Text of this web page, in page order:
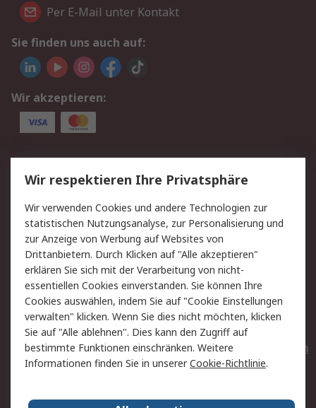
Per E-Mail unter Kontakt
Sie finden uns auch auf:
Wir akzeptieren:
Service
Value Added Services
Lieferlösungen
Rücksendungen
Kontakt
Hilfe
Privatkunden
Rechtliches
AGB
Datenschutz
Cookie-Richtlinie
Zahlungsbedingungen
Copyright/Impressum
Entsorgung
Elektrogeräte/Batterien
Wir respektieren Ihre Privatsphäre
Wir verwenden Cookies und andere Technologien zur
statistischen Nutzungsanalyse, zur Personalisierung und
zur Anzeige von Werbung auf Websites von
Drittanbietern. Durch Klicken auf "Alle akzeptieren"
erklären Sie sich mit der Verarbeitung von nicht-
essentiellen Cookies einverstanden. Sie können Ihre
Cookies auswählen, indem Sie auf "Cookie Einstellungen
verwalten" klicken. Wenn Sie dies nicht möchten, klicken
Sie auf "Alle ablehnen". Dies kann den Zugriff auf
bestimmte Funktionen einschränken. Weitere
Informationen finden Sie in unsererCookie-Richtlinie.